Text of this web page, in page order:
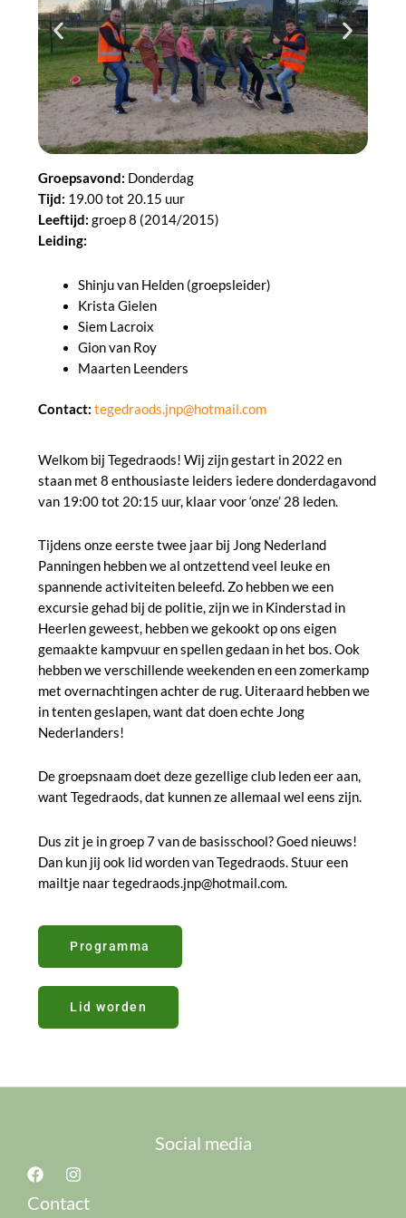
Groepsavond: Donderdag
Tijd: 19.00 tot 20.15 uur
Leeftijd: groep 8 (2014/2015)
Leiding:
Shinju van Helden (groepsleider)
Krista Gielen
Siem Lacroix
Gion van Roy
Maarten Leenders
Contact:tegedraods.jnp@hotmail.com
Welkom bij Tegedraods! Wij zijn gestart in 2022 en
staan met 8 enthousiaste leiders iedere donderdagavond
van 19:00 tot 20:15 uur, klaar voor ‘onze’ 28 leden.
Tijdens onze eerste twee jaar bij Jong Nederland
Panningen hebben we al ontzettend veel leuke en
spannende activiteiten beleefd. Zo hebben we een
excursie gehad bij de politie, zijn we in Kinderstad in
Heerlen geweest, hebben we gekookt op ons eigen
gemaakte kampvuur en spellen gedaan in het bos. Ook
hebben we verschillende weekenden en een zomerkamp
met overnachtingen achter de rug. Uiteraard hebben we
in tenten geslapen, want dat doen echte Jong
Nederlanders!
De groepsnaam doet deze gezellige club leden eer aan,
want Tegedraods, dat kunnen ze allemaal wel eens zijn.
Dus zit je in groep 7 van de basisschool? Goed nieuws!
Dan kun jij ook lid worden van Tegedraods. Stuur een
mailtje naar tegedraods.jnp@hotmail.com.
Programma
Lid worden
Social media
Contact